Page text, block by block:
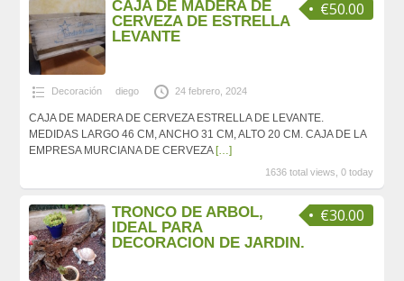
€50.00
CAJA DE MADERA DE
CERVEZA DE ESTRELLA
LEVANTE
Decoración diego 24 febrero, 2024
CAJA DE MADERA DE CERVEZA ESTRELLA DE LEVANTE.
MEDIDAS LARGO 46 CM, ANCHO 31 CM, ALTO 20 CM. CAJA DE LA
EMPRESA MURCIANA DE CERVEZA […]
1636 total views, 0 today
€30.00
TRONCO DE ARBOL,
IDEAL PARA
DECORACION DE JARDIN.